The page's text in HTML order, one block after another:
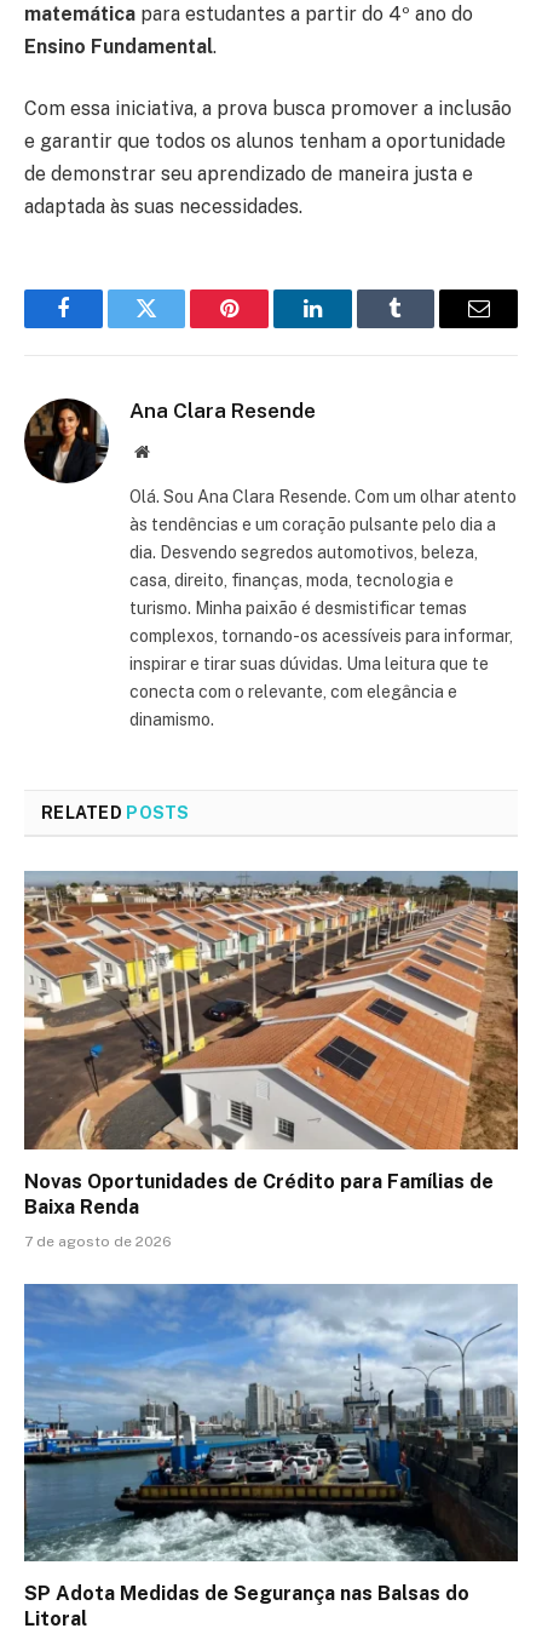
matemática para estudantes a partir do 4º ano do
Ensino Fundamental.
Com essa iniciativa, a prova busca promover a inclusão
e garantir que todos os alunos tenham a oportunidade
de demonstrar seu aprendizado de maneira justa e
adaptada às suas necessidades.
FacebookTwitter Pinterest LinkedInTumblr Email
Ana Clara Resende
Website
Olá. Sou Ana Clara Resende. Com um olhar atento
às tendências e um coração pulsante pelo dia a
dia. Desvendo segredos automotivos, beleza,
casa, direito, finanças, moda, tecnologia e
turismo. Minha paixão é desmistificar temas
complexos, tornando-os acessíveis para informar,
inspirar e tirar suas dúvidas. Uma leitura que te
conecta com o relevante, com elegância e
dinamismo.
RELATED POSTS
Novas Oportunidades de Crédito para Famílias de
Baixa Renda
7 de agosto de 2026
SP Adota Medidas de Segurança nas Balsas do
Litoral